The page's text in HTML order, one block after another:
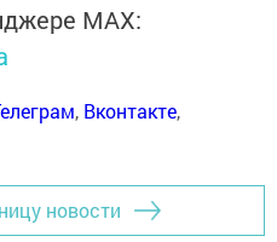
MАХ:
, Вконтакте,
новости